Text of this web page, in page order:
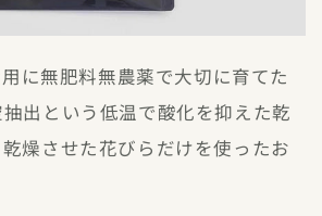
に無肥料無農薬で大切に育てた
出という低温で酸化を抑えた乾
燥させた花びらだけを使ったお